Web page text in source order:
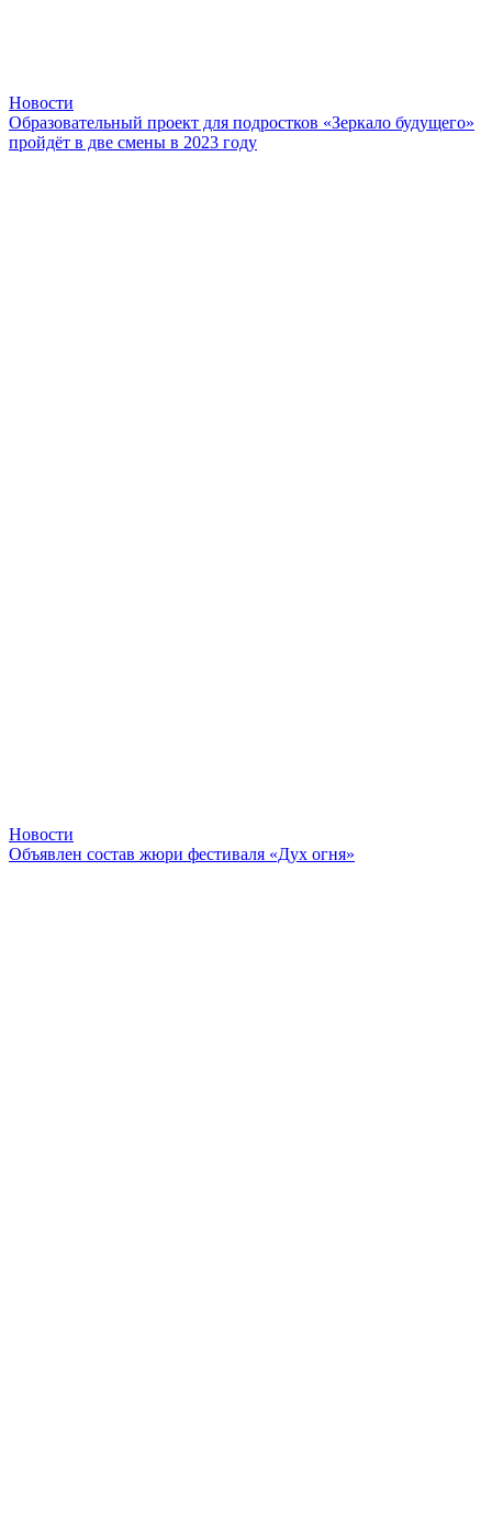
Новости
Образовательный проект для подростков «Зеркало будущего»
пройдёт в две смены в 2023 году
Новости
Объявлен состав жюри фестиваля «Дух огня»